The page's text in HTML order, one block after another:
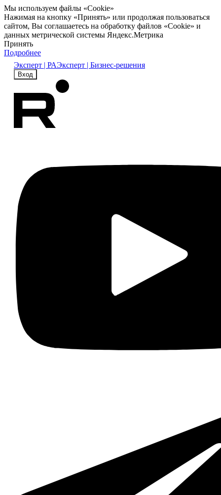
Мы используем файлы «Cookie»
Нажимая на кнопку «Принять» или продолжая пользоваться
сайтом, Вы соглашаетесь на обработку файлов «Cookie» и
данных метрической системы Яндекс.Метрика
Принять
Подробнее
Эксперт | РАЭксперт | Бизнес-решения
Вход